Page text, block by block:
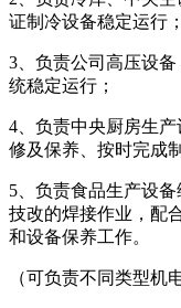
证制冷设备稳定运行；
3、负责公司高压设
统稳定运行；
4、负责中央厨房生
修及保养、按时完成
5、负责食品生产设
技改的焊接作业，配
和设备保养工作。
（可负责不同类型机